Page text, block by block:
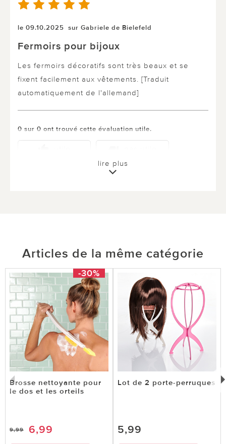
le 09.10.2025 sur Gabriele de Bielefeld
Fermoirs pour bijoux
Les fermoirs décoratifs sont très beaux et se
fixent facilement aux vêtements. [Traduit
automatiquement de l'allemand]
0 sur 0 ont trouvé cette évaluation utile.
lire plus
Articles de la même catégorie
-30%
Brosse nettoyante pour
le dos et les orteils
9,99 6,99
Lot de 2 porte-perruques
5,99